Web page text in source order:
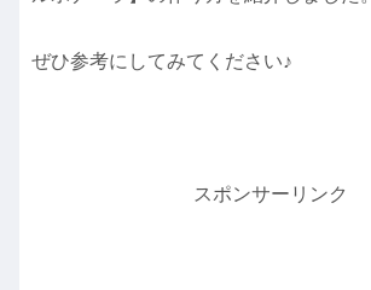
ぜひ参考にしてみてください♪
スポンサーリンク